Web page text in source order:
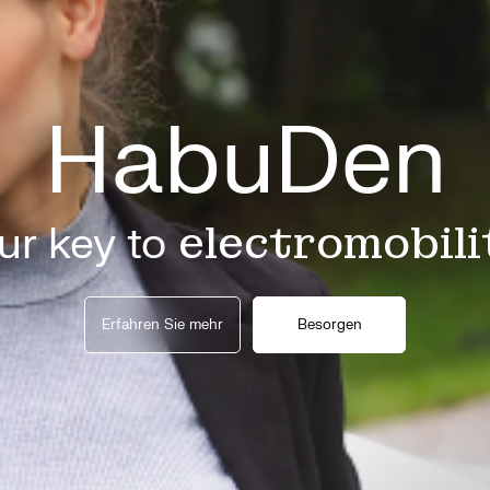
HabuDen
key to
Erfahren Sie mehr Besorgen